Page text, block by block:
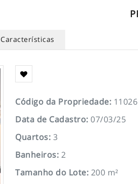
Características
Código da Propriedade: 11026
Data de Cadastro: 07/03/25
Quartos: 3
Banheiros: 2
Tamanho do Lote: 200 m²